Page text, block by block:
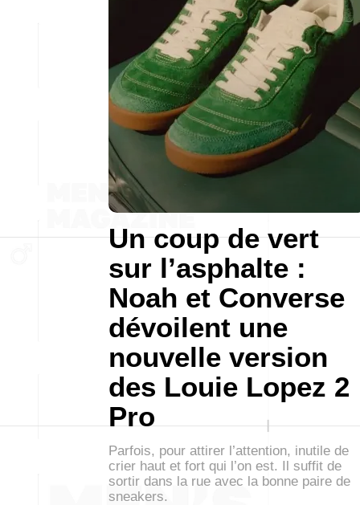
Un coup de vert
sur l’asphalte :
Noah et Converse
dévoilent une
nouvelle version
des Louie Lopez 2
Pro
Parfois, pour attirer l’attention, inutile de
crier haut et fort qui l’on est. Il suffit de
sortir dans la rue avec la bonne paire de
sneakers.